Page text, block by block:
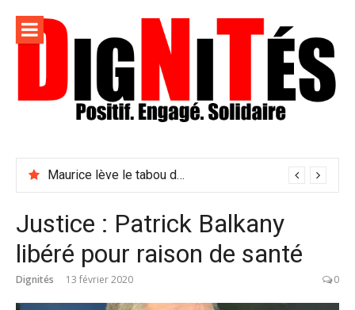
contenu
L'info
sociale,
solidaire
et
engagée
relayer ce qui fait avancer le monde
Maurice lève le tabou du viol conjugal
Justice : Patrick Balkany
libéré pour raison de santé
Dignités 13 février 2020 0